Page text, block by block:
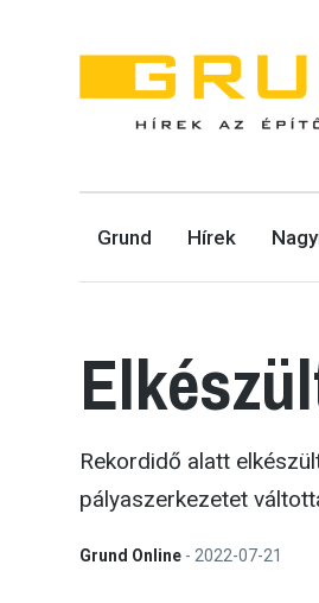
HÍREK AZ ÉPÍTŐIPAR ÉS AZ ÉPÍTŐGÉPEK
Grund Hírek
Rekordidő alatt
pályaszerkezetet
Grund Online - 2022-07-21